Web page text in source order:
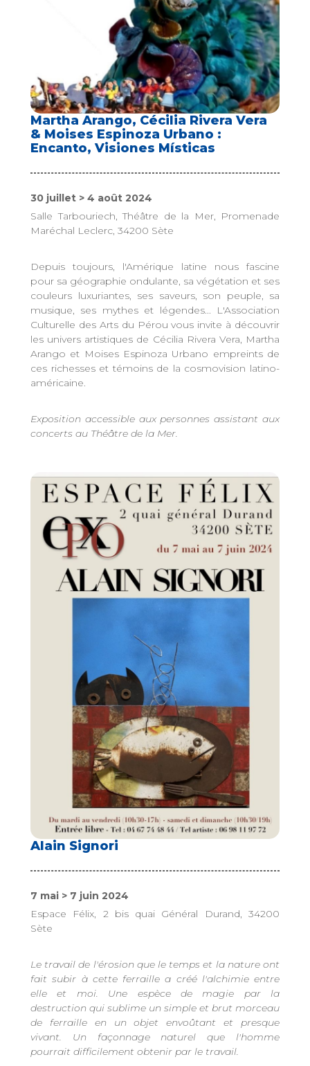
Martha Arango, Cécilia Rivera Vera
& Moises Espinoza Urbano :
Encanto, Visiones Místicas
30 juillet > 4 août 2024
Salle Tarbouriech, Théâtre de la Mer, Promenade
Maréchal Leclerc, 34200 Sète
Depuis toujours, l'Amérique latine nous fascine
pour sa géographie ondulante, sa végétation et ses
couleurs luxuriantes, ses saveurs, son peuple, sa
musique, ses mythes et légendes... L'Association
Culturelle des Arts du Pérou vous invite à découvrir
les univers artistiques de Cécilia Rivera Vera, Martha
Arango et Moises Espinoza Urbano empreints de
ces richesses et témoins de la cosmovision latino-
américaine.
Exposition accessible aux personnes assistant aux
concerts au Théâtre de la Mer.
Alain Signori
7 mai > 7 juin 2024
Espace Félix, 2 bis quai Général Durand, 34200
Sète
Le travail de l'érosion que le temps et la nature ont
fait subir à cette ferraille a créé l'alchimie entre
elle et moi. Une espèce de magie par la
destruction qui sublime un simple et brut morceau
de ferraille en un objet envoûtant et presque
vivant. Un façonnage naturel que l'homme
pourrait difficilement obtenir par le travail.